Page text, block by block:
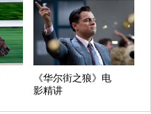
《华尔街之狼》电
影精讲